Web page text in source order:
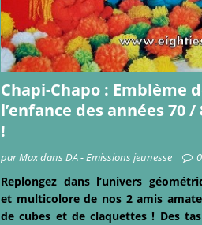
Chapi-Chapo : Emblème
l’enfance des années 70 /
!
par Max dans DA - Emissions jeunesse 0
Replongez dans l’univers
et multicolore de nos 2 amis
de cubes et de claquettes ! Des